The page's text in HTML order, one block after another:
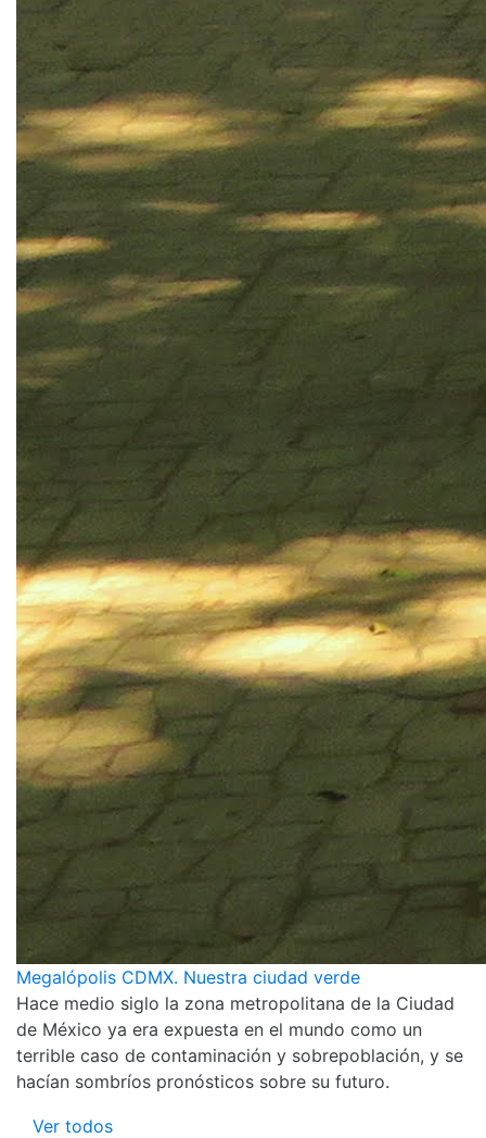
Megalópolis CDMX. Nuestra ciudad verde
Hace medio siglo la zona metropolitana de la Ciudad
de México ya era expuesta en el mundo como un
terrible caso de contaminación y sobrepoblación, y se
hacían sombríos pronósticos sobre su futuro.
Ver todos